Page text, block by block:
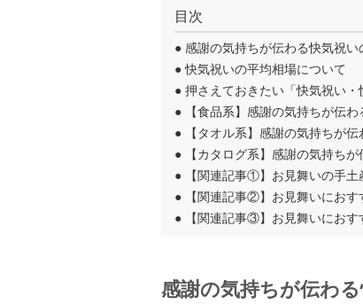
目次
● 感謝の気持ちが伝わる快気祝
●快気祝いの平均相場について
● 押さえておきたい「快気祝い
● 【食品系】感謝の気持ちが伝
● 【タオル系】感謝の気持ちが
● 【カタログ系】感謝の気持ち
● 【関連記事①】お見舞いの手土
● 【関連記事②】お見舞いにおす
● 【関連記事③】お見舞いにおす
感謝の気持ちが伝わ